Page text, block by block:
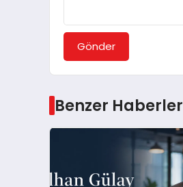
Gönder
Benzer Haberler